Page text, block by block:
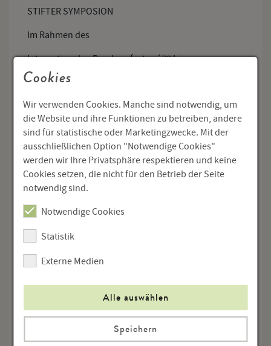
STIFTER SYMPOSION
Im Rahmen des
Internationalen Brucknerfestes ´78 Linz
27. - 30. September 1978
VORTRÄGE
und
LESUNGEN
In Zusammenarbeit mit der Österreichischen
Gesellschaft für Literatur, hg. von der Linzer
Veranstaltungsgesellschaft mbH und dem Adalbert-
Stifter-Institut des Landes Oberösterreich, unter
wissenschaftlicher Redaktion von Johann Lachinger
Cookies
Wir verwenden Cookies. Manche sind notwendig, um
die Website und ihre Funktionen zu betreiben, andere
sind für statistische oder Marketingzwecke. Mit der
ausschließlichen Option "Notwendige Cookies"
werden wir Ihre Privatsphäre respektieren und keine
Cookies setzen, die nicht für den Betrieb der Seite
notwendig sind.
Notwendige Cookies
Statistik
Externe Medien
Alle auswählen
Speichern